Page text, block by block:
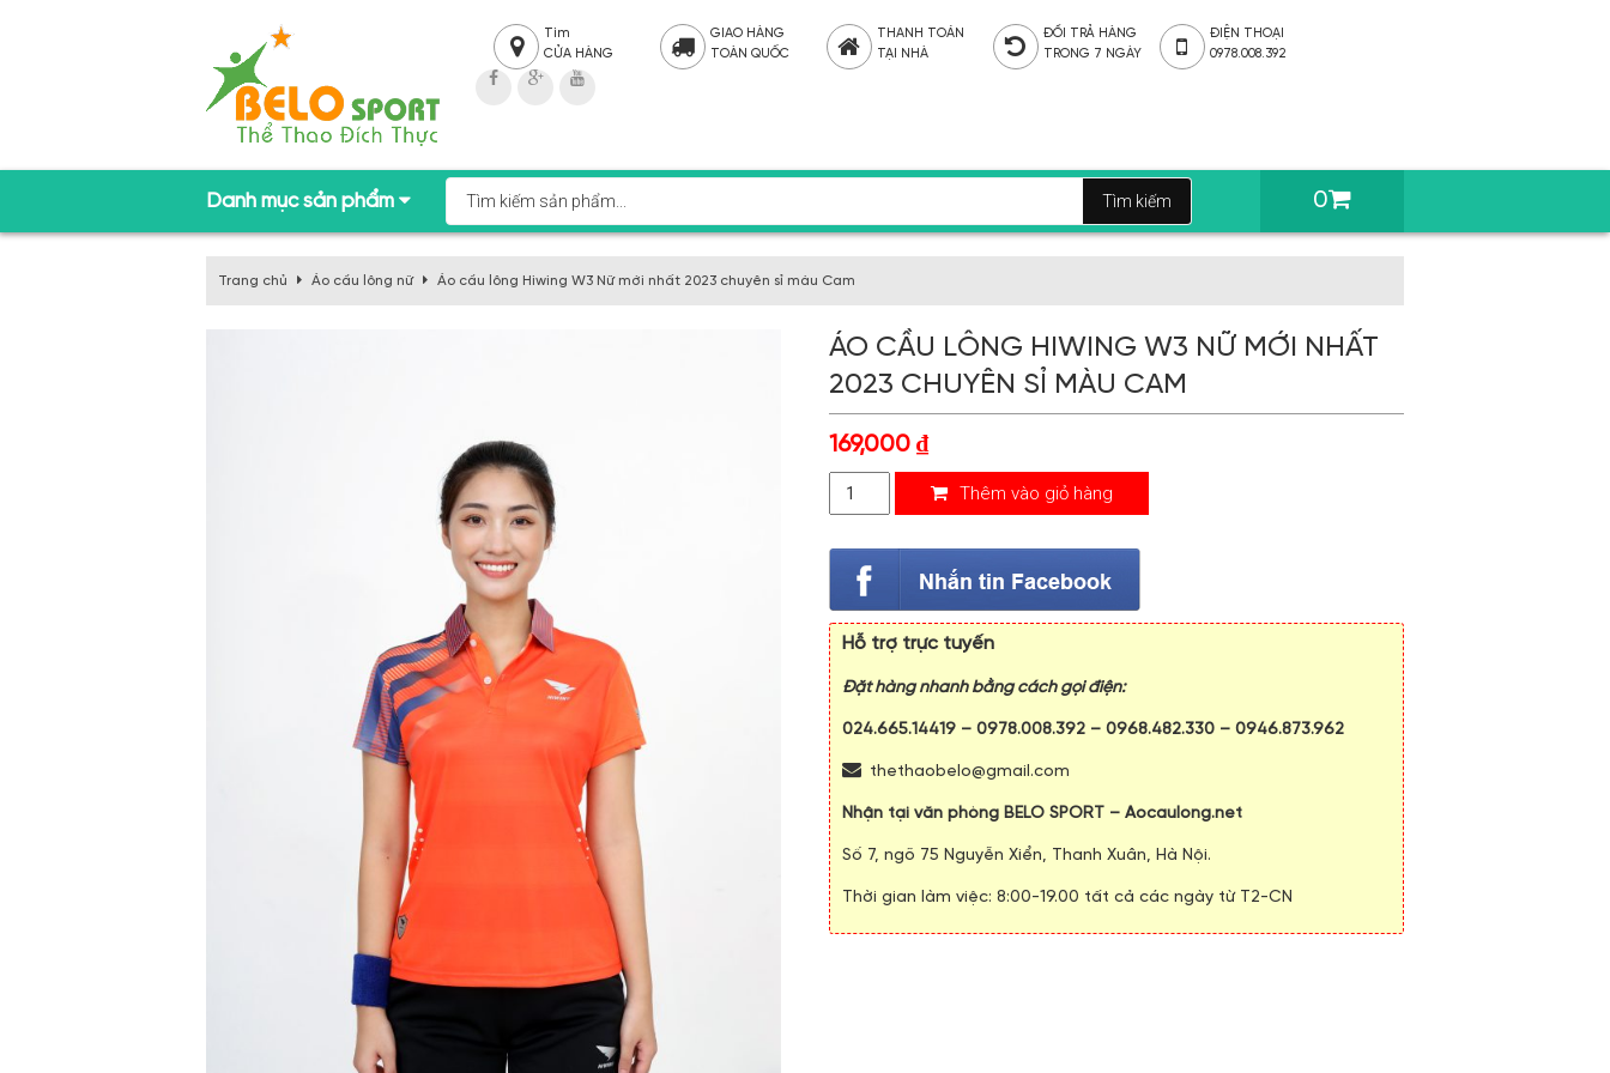
Tìm
CỬA HÀNG
GIAO HÀNG
TOÀN QUỐC
THANH TOÁN
TẠI NHÀ
ĐỔI TRẢ HÀNG
TRONG 7 NGÀY
ĐIỆN THOẠI
0978.008.392
Danh mục sản phẩm 0
Trang chủ Áo cầu lông nữ Áo cầu lông Hiwing W3 Nữ mới nhất 2023 chuyên sỉ màu Cam
ÁO CẦU LÔNG HIWING W3 NỮ MỚI NHẤT
2023 CHUYÊN SỈ MÀU CAM
169,000 ₫
Thêm vào giỏ hàng
Hỗ trợ trực tuyến
Đặt hàng nhanh bằng cách gọi điện:
024.665.14419 – 0978.008.392 – 0968.482.330 – 0946.873.962
thethaobelo@gmail.com
Nhận tại văn phòng BELO SPORT – Aocaulong.net
Số 7, ngõ 75 Nguyễn Xiển, Thanh Xuân, Hà Nội.
Thời gian làm việc: 8:00-19.00 tất cả các ngày từ T2-CN